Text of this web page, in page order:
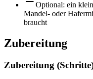
Optional: ein
Mandel- oder
braucht
Zubereitung
Zubereitung